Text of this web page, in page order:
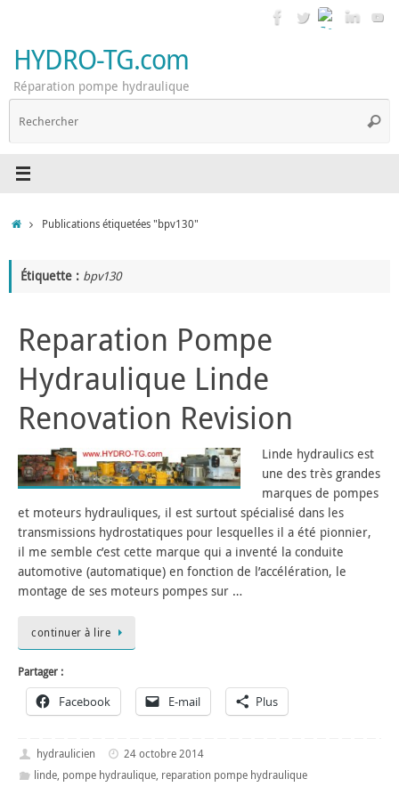
contenu
HYDRO-TG.com
Réparation pompe hydraulique
AccueilPublications étiquetées "bpv130"
Étiquette : bpv130
Reparation Pompe
Hydraulique Linde
Renovation Revision
Linde hydraulics est
une des très grandes
marques de pompes
et moteurs hydrauliques, il est surtout spécialisé dans les
transmissions hydrostatiques pour lesquelles il a été pionnier,
il me semble c’est cette marque qui a inventé la conduite
automotive (automatique) en fonction de l’accélération, le
montage de ses moteurs pompes sur …
continuer à lire
Partager :
Facebook E-mail Plus
hydraulicien
24 octobre 2014
linde, pompe hydraulique, reparation pompe hydraulique